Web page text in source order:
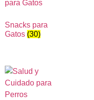
Snacks para
Gatos (30)